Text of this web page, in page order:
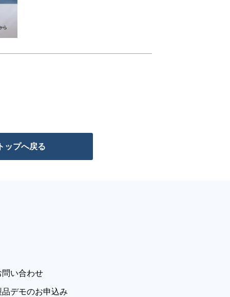
トップへ戻る
問い合わせ
品デモのお申込み